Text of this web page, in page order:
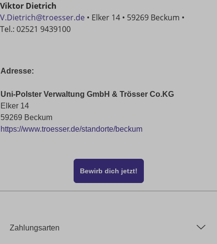
Viktor Dietrich
V.Dietrich@troesser.de • Elker 14 • 59269 Beckum •
Tel.: 02521 9439100
Adresse:
Uni-Polster Verwaltung GmbH & Trösser Co.KG
Elker 14
59269 Beckum
https://www.troesser.de/standorte/beckum
Bewirb dich jetzt!
Zahlungsarten